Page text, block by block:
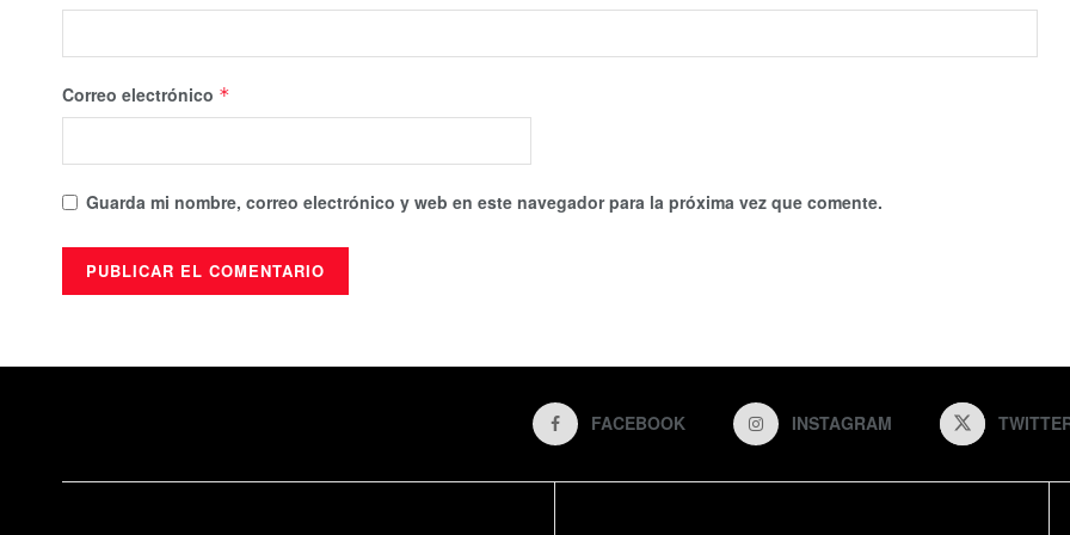
Correo electrónico *
Guarda mi nombre, correo electrónico y web en este navegador para la próxima vez que comente.
FACEBOOK INSTAGRAM